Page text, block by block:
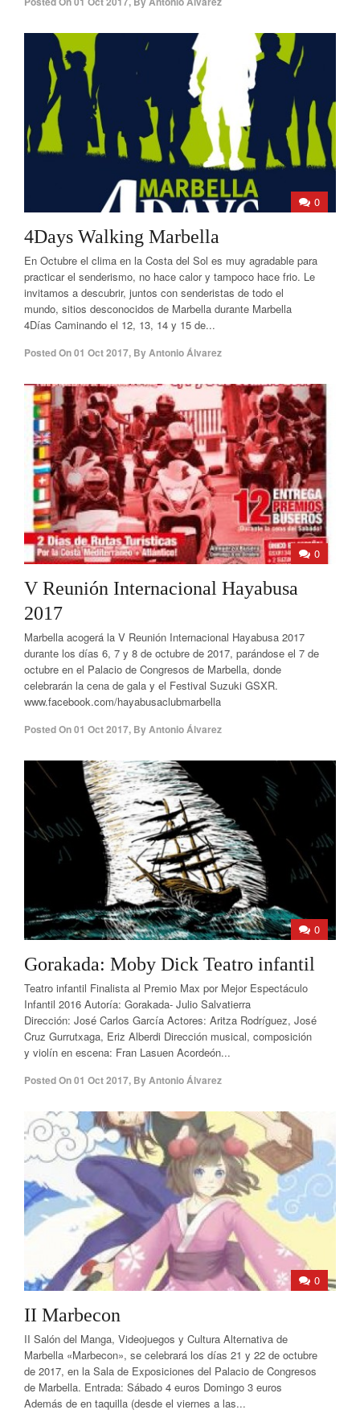
0
4Days Walking Marbella
En Octubre el clima en la Costa del Sol es muy agradable para
practicar el senderismo, no hace calor y tampoco hace frio. Le
invitamos a descubrir, juntos con senderistas de todo el
mundo, sitios desconocidos de Marbella durante Marbella
4Días Caminando el 12, 13, 14 y 15 de...
Posted On01 Oct 2017, ByAntonio Álvarez
0
V Reunión Internacional Hayabusa
2017
Marbella acogerá la V Reunión Internacional Hayabusa 2017
durante los días 6, 7 y 8 de octubre de 2017, parándose el 7 de
octubre en el Palacio de Congresos de Marbella, donde
celebrarán la cena de gala y el Festival Suzuki GSXR.
www.facebook.com/hayabusaclubmarbella
Posted On01 Oct 2017, By Antonio Álvarez
0
Gorakada: Moby Dick Teatro infantil
Teatro infantil Finalista al Premio Max por Mejor Espectáculo
Infantil 2016 Autoría: Gorakada- Julio Salvatierra
Dirección: José Carlos García Actores: Aritza Rodríguez, José
Cruz Gurrutxaga, Eriz Alberdi Dirección musical, composición
y violín en escena: Fran Lasuen Acordeón...
Posted On01 Oct 2017, ByAntonio Álvarez
0
II Marbecon
II Salón del Manga, Videojuegos y Cultura Alternativa de
Marbella «Marbecon», se celebrará los días 21 y 22 de octubre
de 2017, en la Sala de Exposiciones del Palacio de Congresos
de Marbella. Entrada: Sábado 4 euros Domingo 3 euros
Además de en taquilla (desde el viernes a las...